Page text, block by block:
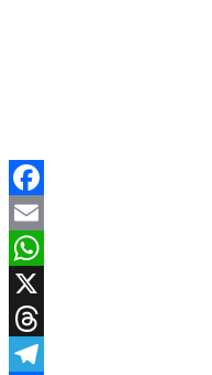
Facebook
Email
WhatsApp
X
Threads